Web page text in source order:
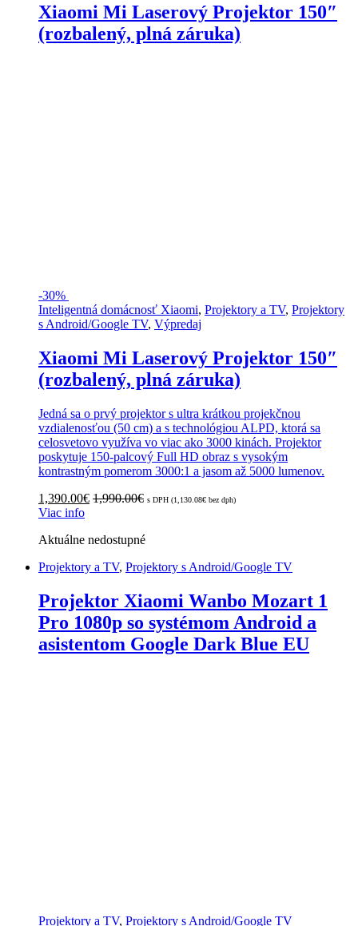
Xiaomi Mi Laserový Projektor 150″
(rozbalený, plná záruka)
-30%
Inteligentná domácnosť Xiaomi, Projektory a TV, Projektory
s Android/Google TV, Výpredaj
Xiaomi Mi Laserový Projektor 150″
(rozbalený, plná záruka)
Jedná sa o prvý projektor s ultra krátkou projekčnou
vzdialenosťou (50 cm) a s technológiou ALPD, ktorá sa
celosvetovo využíva vo viac ako 3000 kinách. Projektor
poskytuje 150-palcový Full HD obraz s vysokým
kontrastným pomerom 3000:1 a jasom až 5000 lumenov.
1,390.00€ 1,990.00€ s DPH (1,130.08€ bez dph)
Viac info
Aktuálne nedostupné
Projektory a TV, Projektory s Android/Google TV
Projektor Xiaomi Wanbo Mozart 1
Pro 1080p so systémom Android a
asistentom Google Dark Blue EU
Projektory a TV, Projektory s Android/Google TV